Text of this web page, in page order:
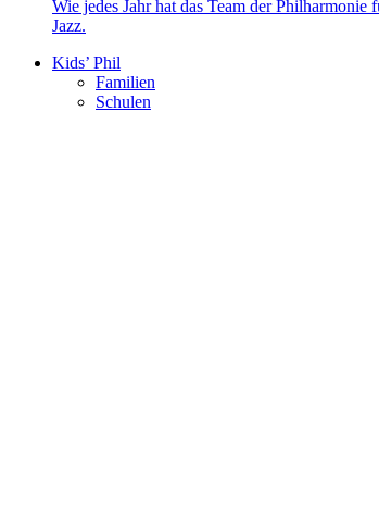
Wie jedes Jahr hat das Team der
Jazz.
Kids’ Phil
Familien
Schulen